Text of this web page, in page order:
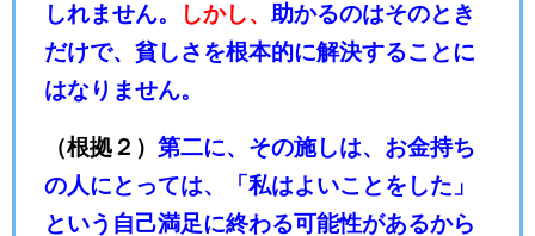
しれません。
しかし、 助かるのはそのとき
だけで、貧しさを根本的に解決することに
はなりません。
（根拠２） 第二に、その施しは、お金持ち
の人にとっては、「私はよいことをした」
という自己満足に終わる可能性があるから